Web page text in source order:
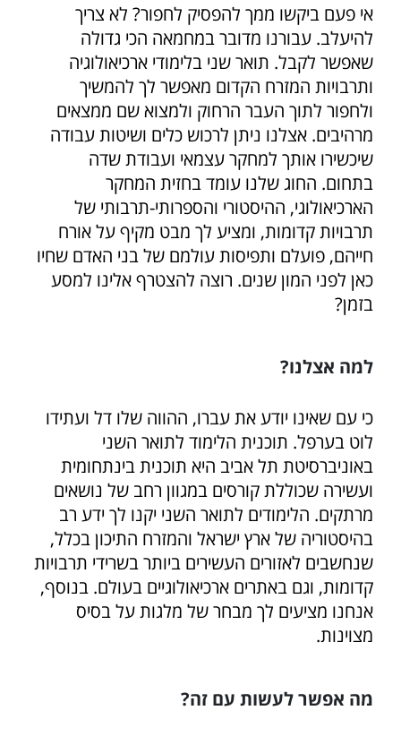
אי פעם ביקשו ממך להפסיק לחפור? לא צריך
להיעלב. עבורנו מדובר במחמאה הכי גדולה
שאפשר לקבל. תואר שני בלימודי ארכיאולוגיה
ותרבויות המזרח הקדום מאפשר לך להמשיך
ולחפור לתוך העבר הרחוק ולמצוא שם ממצאים
מרהיבים. אצלנו ניתן לרכוש כלים ושיטות עבודה
שיכשירו אותך למחקר עצמאי ועבודת שדה
בתחום. החוג שלנו עומד בחזית המחקר
הארכיאולוגי, ההיסטורי והספרותי-תרבותי של
תרבויות קדומות, ומציע לך מבט מקיף על אורח
חייהם, פועלם ותפיסות עולמם של בני האדם שחיו
כאן לפני המון שנים. רוצה להצטרף אלינו למסע
בזמן?
למה אצלנו?
כי עם שאינו יודע את עברו, ההווה שלו דל ועתידו
לוט בערפל. תוכנית הלימוד לתואר השני
באוניברסיטת תל אביב היא תוכנית בינתחומית
ועשירה שכוללת קורסים במגוון רחב של נושאים
מרתקים. הלימודים לתואר השני יקנו לך ידע רב
בהיסטוריה של ארץ ישראל והמזרח התיכון בכלל,
שנחשבים לאזורים העשירים ביותר בשרידי תרבויות
קדומות, וגם באתרים ארכיאולוגיים בעולם. בנוסף,
אנחנו מציעים לך מבחר של מלגות על בסיס
מצוינות.
מה אפשר לעשות עם זה?